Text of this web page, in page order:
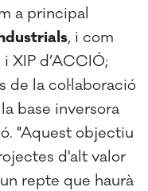
a principal
, i com
XIP d’ACCIÓ;
de la col·laboració
base inversora
"Aquest objectiu
d'alt valor
repte que haurà